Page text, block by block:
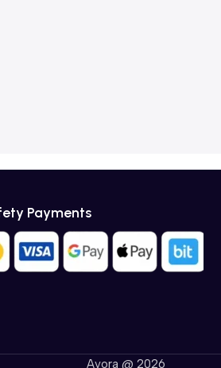
Safety Payments
Avora @ 2026